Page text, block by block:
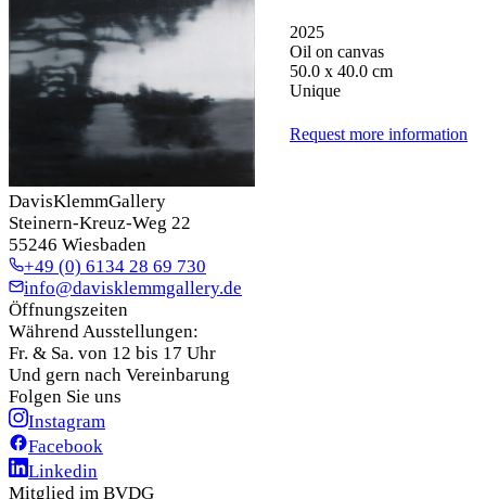
2025
Oil on canvas
50.0 x 40.0 cm
Unique
Request more information
DavisKlemmGallery
Steinern-Kreuz-Weg 22
55246 Wiesbaden
+49 (0) 6134 28 69 730
info@davisklemmgallery.de
Öffnungszeiten
Während Ausstellungen:
Fr. & Sa. von 12 bis 17 Uhr
Und gern nach Vereinbarung
Folgen Sie uns
Instagram
Facebook
Linkedin
Mitglied im BVDG